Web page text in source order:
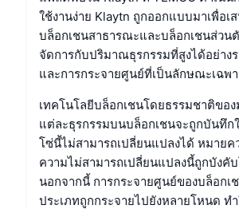
ใช้งานง่าย Klaytn ถูกออกแบบมาเพื่
บล็อกเชนสาธารณะและบล็อกเชนส่วน
จัดการกับปริมาณธุรกรรมที่สูงได้อย่า
และการกระจายศูนย์ที่เป็นลักษณะเฉพ
เทคโนโลยีบล็อกเชนโดยธรรมชาติขอ
แต่ละธุรกรรมบนบล็อกเชนจะถูกบันทึก
โซ่นี้ไม่สามารถเปลี่ยนแปลงได้ หมาย
ความไม่สามารถเปลี่ยนแปลงนี้ถูกบัง
นอกจากนี้ การกระจายศูนย์ของบล็อก
ประเภทถูกกระจายไปยังหลายโหนด